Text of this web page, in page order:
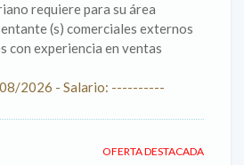
requiere para su área
(s) comerciales externos
con experiencia en ventas
2026 - Salario: ----------
OFERTA DESTACADA